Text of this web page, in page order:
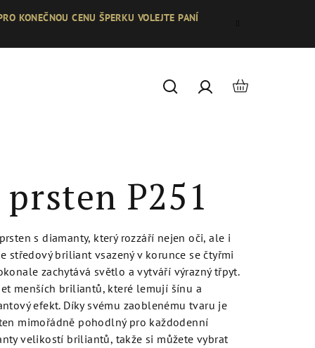
KONEČNOU CENU ŠPERKU VOLEJTE PANÍ
HledatPřihlášení
Nákupní
P251
s diamanty, který rozzáří nejen oči, ale i
středový briliant vsazený v korunce se čtyřmi
zachytává světlo a vytváří výrazný třpyt.
menších briliantů, které lemují šínu a
efekt. Díky svému zaoblenému tvaru je
mimořádně pohodlný pro každodenní
velikostí briliantů, takže si můžete vybrat